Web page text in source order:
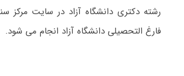
رشته دکتری دانشگاه آزاد در سایت
فارغ التحصیلی دانشگاه آزاد انجام می شود.